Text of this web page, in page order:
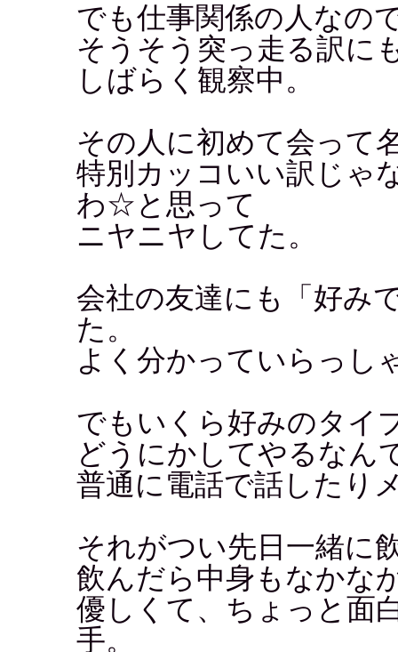
でも仕事関係の人なの
そうそう突っ走る訳に
しばらく観察中。
その人に初めて会って
特別カッコいい訳じゃ
わ☆と思って
ニヤニヤしてた。
会社の友達にも「好み
た。
よく分かっていらっし
でもいくら好みのタイ
どうにかしてやるなん
普通に電話で話したり
それがつい先日一緒に
飲んだら中身もなかな
優しくて、ちょっと面
手。